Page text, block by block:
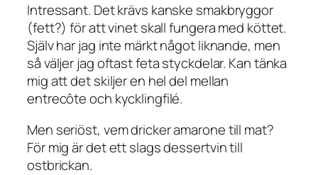
Intressant. Det krävs kanske smakbryggor
(fett?) för att vinet skall fungera med köttet.
Själv har jag inte märkt något liknande, men
så väljer jag oftast feta styckdelar. Kan tänka
mig att det skiljer en hel del mellan
entrecôte och kycklingfilé.
Men seriöst, vem dricker amarone till mat?
För mig är det ett slags dessertvin till
ostbrickan.